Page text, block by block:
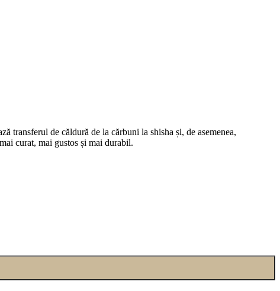
de căldură de la cărbuni la shisha și, de asemenea,
curat, mai gustos și mai durabil.